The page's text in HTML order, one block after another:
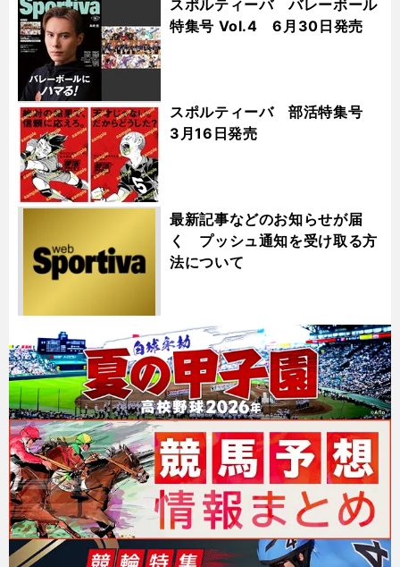
スポルティーバ バレーボール
特集号 Vol.4 6月30日発売
スポルティーバ 部活特集号
3月16日発売
最新記事などのお知らせが届
く プッシュ通知を受け取る方
法について